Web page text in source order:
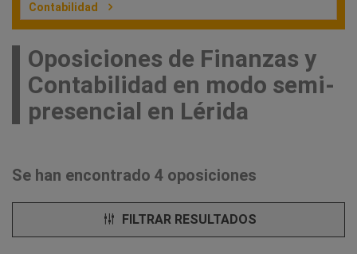
Contabilidad
Oposiciones de Finanzas y
Contabilidad en modo semi-
presencial en Lérida
Se han encontrado 4 oposiciones
FILTRAR RESULTADOS